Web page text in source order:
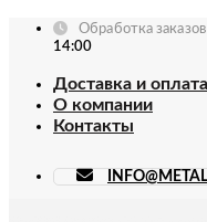
Skip
Обработка
14:00
Доставка и оплата
О компании
Контакты